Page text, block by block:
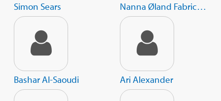
Simon Sears Nanna Øland Fabricius
Bashar Al-Saoudi Ari Alexander